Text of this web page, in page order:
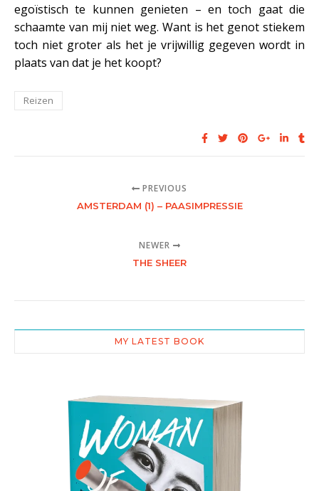
egoïstisch te kunnen genieten – en toch gaat die
schaamte van mij niet weg. Want is het genot stiekem
toch niet groter als het je vrijwillig gegeven wordt in
plaats van dat je het koopt?
Reizen
PREVIOUS
AMSTERDAM (1) – PAASIMPRESSIE
NEWER
THE SHEER
MY LATEST BOOK